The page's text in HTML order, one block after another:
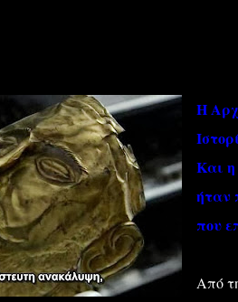
FACEBOOK ''ΜΑΓΕΜΕΝΕΣ'' /
Η
Και η
ήταν
που
Από